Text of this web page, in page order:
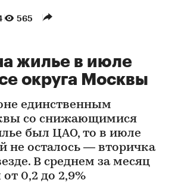
565
жилье в июле
округа Москвы
единственным
со снижающимися
был ЦАО, то в июле
не осталось — вторичка
В среднем за месяц
от 0,2 до 2,9%